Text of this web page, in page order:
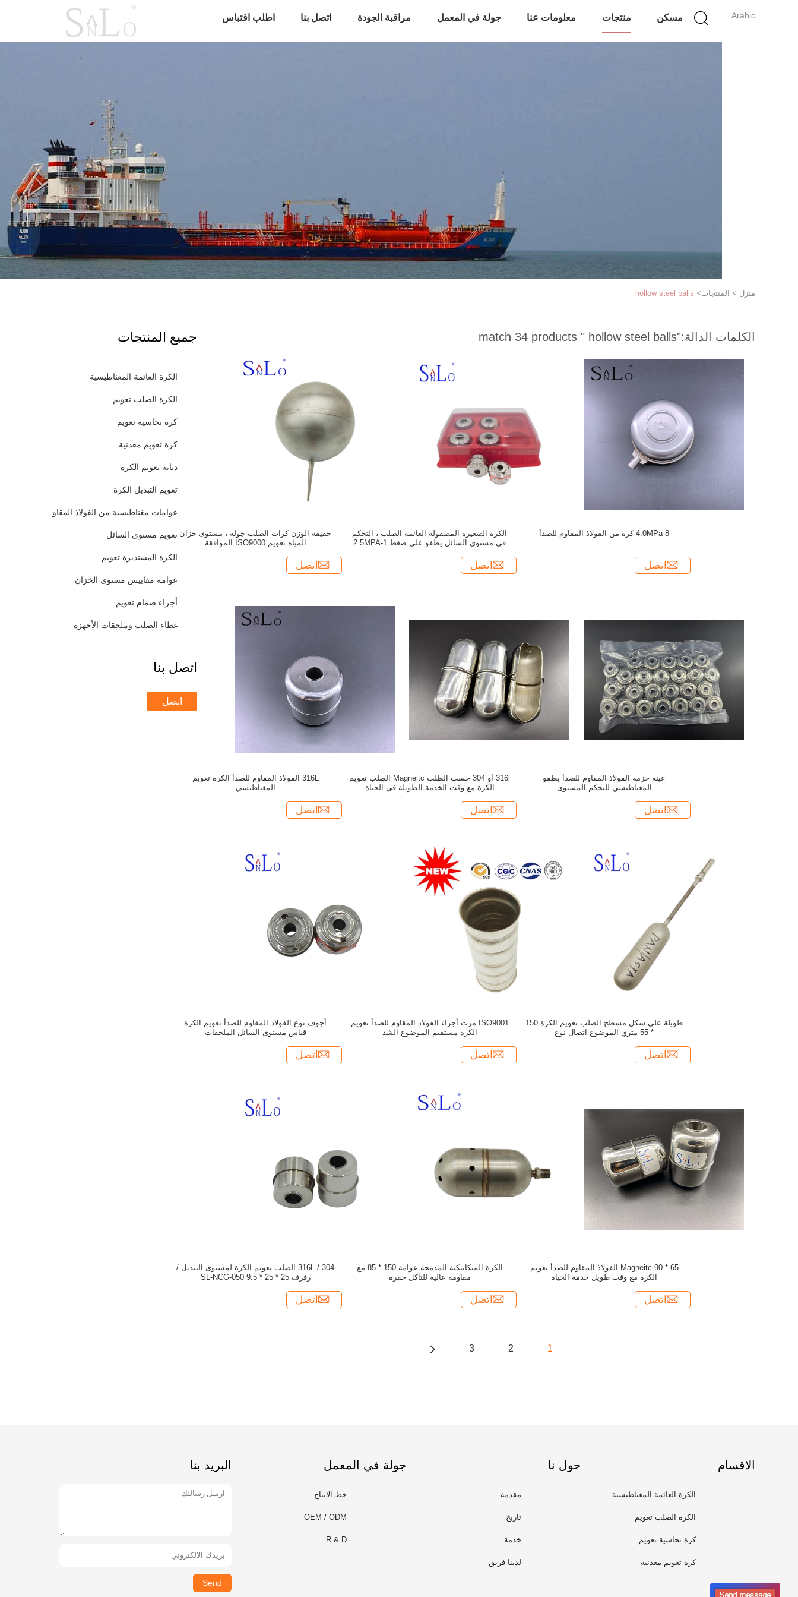
Arabic مسكن منتجات معلومات عنا جولة في المعمل مراقبة الجودة اتصل بنا اطلب اقتباس
منزل > المنتجات>
hollow steel balls
جميع المنتجات
الكرة العائمة المغناطيسية
الكرة الصلب تعويم
كرة نحاسية تعويم
كرة تعويم معدنية
دبابة تعويم الكرة
تعويم التبديل الكرة
عوامات مغناطيسية من الفولاذ المقاوم للصدأ
تعويم مستوى السائل
الكرة المستديرة تعويم
عوامة مقاييس مستوى الخزان
أجزاء صمام تعويم
غطاء الصلب وملحقات الأجهزة
اتصل بنا
اتصل
الكلمات الدالة:"hollow steel balls "
خفيفة الوزن كرات الصلب جولة ، مستوى خزان
المياه تعويم ISO9000 الموافقة
اتصل
الكرة الصغيرة المصقولة العائمة الصلب ، التحكم
في مستوى السائل يطفو على ضغط 1-2.5MPA
اتصل
4.0MPa 8 كرة من الفولاذ المقاوم للصدأ
اتصل
316L الفولاذ المقاوم للصدأ الكرة تعويم
المغناطيسي
اتصل
316l أو 304 حسب الطلب Magneitc الصلب تعويم
الكرة مع وقت الخدمة الطويلة في الحياة
اتصل
عينة حزمة الفولاذ المقاوم للصدأ يطفو
المغناطيسي للتحكم المستوى
اتصل
أجوف نوع الفولاذ المقاوم للصدأ تعويم الكرة
قياس مستوى السائل الملحقات
اتصل
ISO9001 مرت أجزاء الفولاذ المقاوم للصدأ تعويم
الكرة مستقيم الموضوع الشد
اتصل
طويلة على شكل مسطح الصلب تعويم الكرة 150
* 55 متري الموضوع اتصال نوع
اتصل
304 / 316L الصلب تعويم الكرة لمستوى التبديل /
رفرف 25 * 25 * 9.5 SL-NCG-050
اتصل
الكرة الميكانيكية المدمجة عوامة 150 * 85 مع
مقاومة عالية للتآكل حفرة
اتصل
65 * 90 Magneitc الفولاذ المقاوم للصدأ تعويم
الكرة مع وقت طويل خدمة الحياة
اتصل
1
2
3
الاقسام
الكرة العائمة المغناطيسية
الكرة الصلب تعويم
كرة نحاسية تعويم
كرة تعويم معدنية
حول نا
مقدمة
تاريخ
خدمة
لدينا فريق
جولة في المعمل
خط الانتاج
OEM / ODM
R & D
البريد بنا
Send